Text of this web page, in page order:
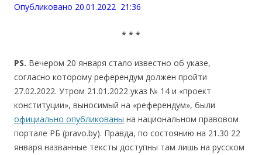
Опубликовано 20.01.2022 21:36
* * *
PS. Вечером 20 января стало известно об указе,
согласно которому референдум должен пройти
27.02.2022. Утром 21.01.2022 указ № 14 и «проект
конституции», выносимый на «референдум», были
официально опубликованы на национальном правовом
портале РБ (pravo.by). Правда, по состоянию на 21.30 22
января названные тексты доступны там лишь на русском